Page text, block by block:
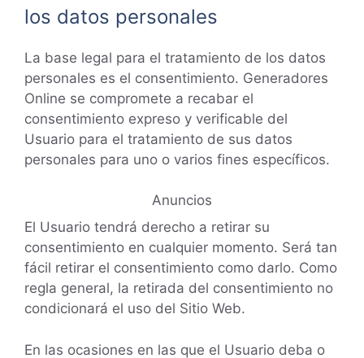
los datos personales
La base legal para el tratamiento de los datos
personales es el consentimiento. Generadores
Online se compromete a recabar el
consentimiento expreso y verificable del
Usuario para el tratamiento de sus datos
personales para uno o varios fines específicos.
Anuncios
El Usuario tendrá derecho a retirar su
consentimiento en cualquier momento. Será tan
fácil retirar el consentimiento como darlo. Como
regla general, la retirada del consentimiento no
condicionará el uso del Sitio Web.
En las ocasiones en las que el Usuario deba o